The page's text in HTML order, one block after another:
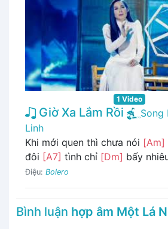
1 Video
Giờ Xa Lắm Rồi
Song
Linh
Khi mới quen thì chưa nói [Am]
đôi [A7] tình chỉ [Dm] bấy
Điệu: Bolero
Bình luận hợp âm Một Lá